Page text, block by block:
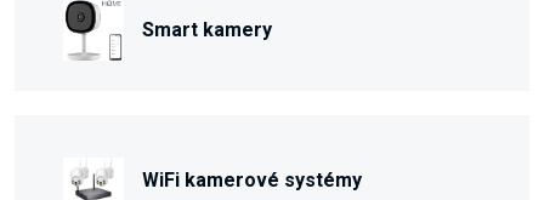
Smart kamery
WiFi kamerové systémy